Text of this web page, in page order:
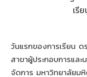
เรี
วันแรกของการเรียน
สาขาผู้ประกอบการแล
จัดการ มหาวิทยาลัยม